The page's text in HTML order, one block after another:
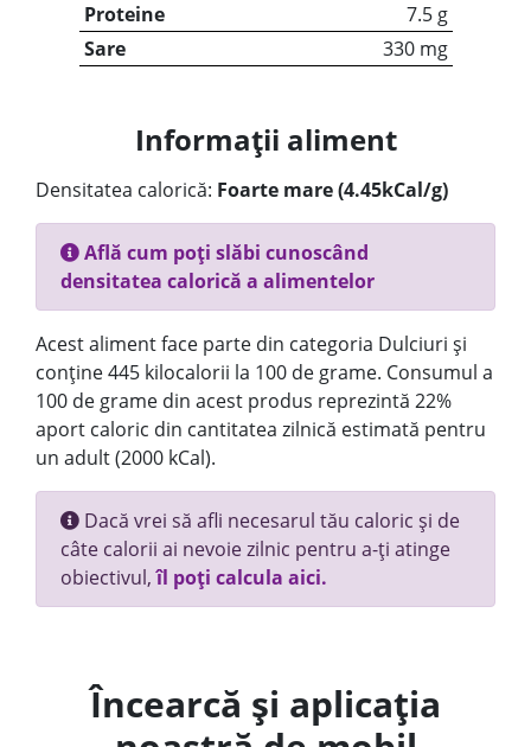
Proteine
7.5 g
Sare
330 mg
Informații aliment
Densitatea calorică: Foarte mare (4.45kCal/g)
Află cum poți slăbi cunoscând
densitatea calorică a alimentelor
Acest aliment face parte din categoria Dulciuri și
conține 445 kilocalorii la 100 de grame. Consumul a
100 de grame din acest produs reprezintă 22%
aport caloric din cantitatea zilnică estimată pentru
un adult (2000 kCal).
Dacă vrei să afli necesarul tău caloric și de
câte calorii ai nevoie zilnic pentru a-ți atinge
obiectivul,îl poți calcula aici.
Încearcă și aplicația